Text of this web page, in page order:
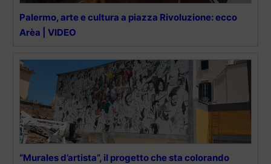
Palermo, arte e cultura a piazza Rivoluzione: ecco
Arèa | VIDEO
“Murales d’artista”, il progetto che sta colorando